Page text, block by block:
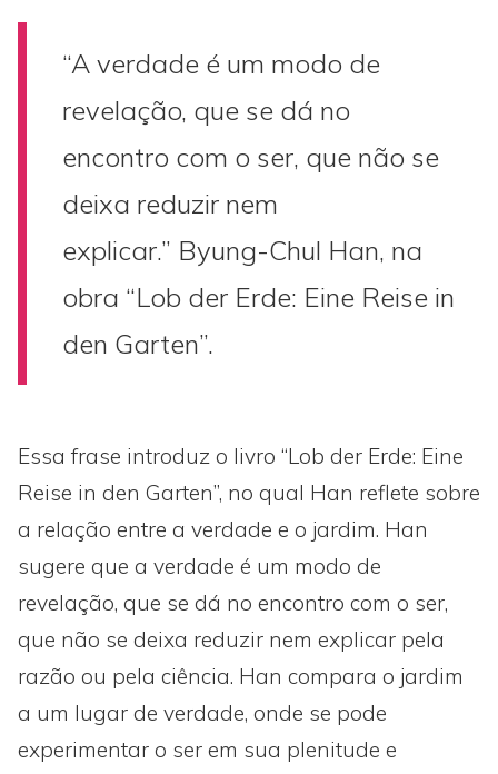
“A verdade é um modo de
revelação, que se dá no
encontro com o ser, que não se
deixa reduzir nem
explicar.” Byung-Chul Han, na
obra “Lob der Erde: Eine Reise in
den Garten”.
Essa frase introduz o livro “Lob der Erde: Eine
Reise in den Garten”, no qual Han reflete sobre
a relação entre a verdade e o jardim. Han
sugere que a verdade é um modo de
revelação, que se dá no encontro com o ser,
que não se deixa reduzir nem explicar pela
razão ou pela ciência. Han compara o jardim
a um lugar de verdade, onde se pode
experimentar o ser em sua plenitude e